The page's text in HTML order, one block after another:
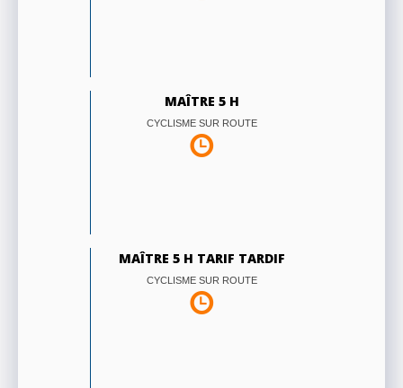
MAÎTRE 5 H
CYCLISME SUR ROUTE
MAÎTRE 5 H TARIF TARDIF
CYCLISME SUR ROUTE